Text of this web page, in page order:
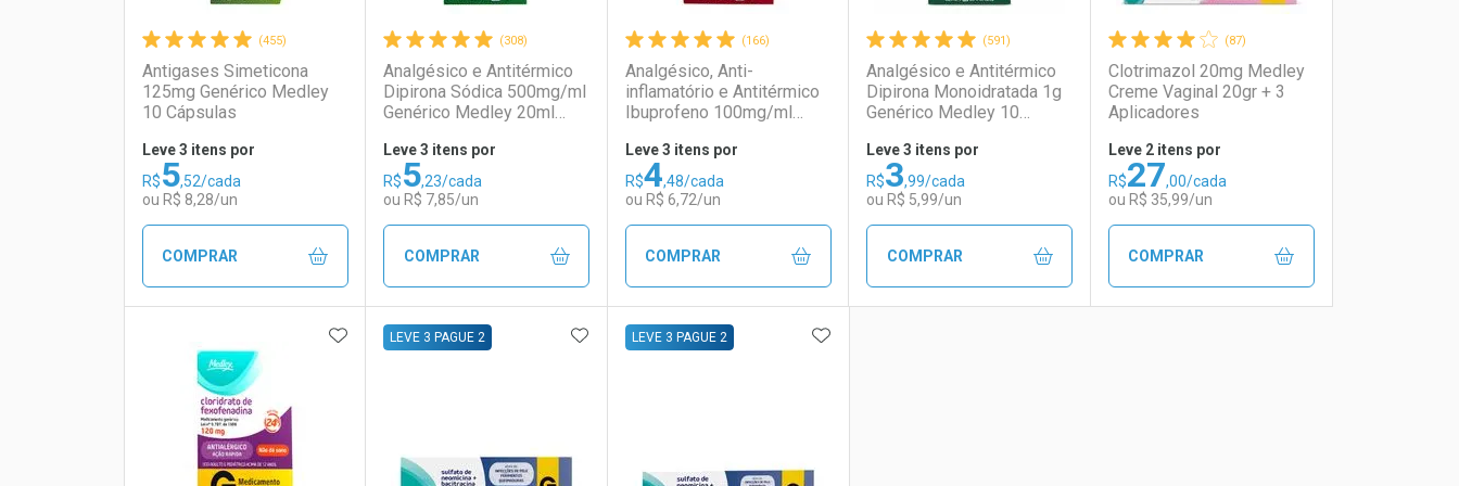
(455)
Antigases Simeticona
125mg Genérico Medley
10 Cápsulas
Leve 3 itens por
R$5,52/cada
ou R$ 8,28/un
COMPRAR
FECHAR
Laboratório
FECHAR
Por Menos
(308)
Analgésico e Antitérmico
Dipirona Sódica 500mg/ml
Genérico Medley 20ml
Leve 3 itens por
R$5,23/cada
ou R$ 7,85/un
COMPRAR
FECHAR
FECHAR
(166)
Analgésico, Anti-
inflamatório e Antitérmico
Ibuprofeno 100mg/ml
Leve 3 itens por
R$4,48/cada
ou R$ 6,72/un
COMPRAR
(591)
Analgésico e Antitérmico
Dipirona Monoidratada 1g
Genérico Medley 10
Leve 3 itens por
R$3,99/cada
ou R$ 5,99/un
COMPRAR
(87)
Clotrimazol 20mg Medley
Creme Vaginal 20gr + 3
Aplicadores
Leve 2 itens por
R$27,00/cada
ou R$ 35,99/un
COMPRAR
ADICIONAR AOS FAVORITOS
LEVE 3 PAGUE 2 ADICIONAR AOS FAVORITOS
LEVE 3 PAGUE 2 ADICIONAR AOS FAVORITOS